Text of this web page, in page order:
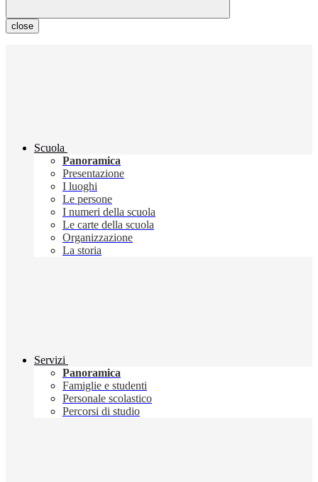
close
Scuola
Panoramica
Presentazione
I luoghi
Le persone
I numeri della scuola
Le carte della scuola
Organizzazione
La storia
Servizi
Panoramica
Famiglie e studenti
Personale scolastico
Percorsi di studio